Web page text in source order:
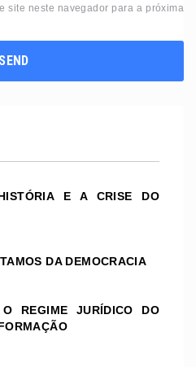
site neste navegador para a próxima
E A CRISE DO
DA DEMOCRACIA
REGIME JURÍDICO DO